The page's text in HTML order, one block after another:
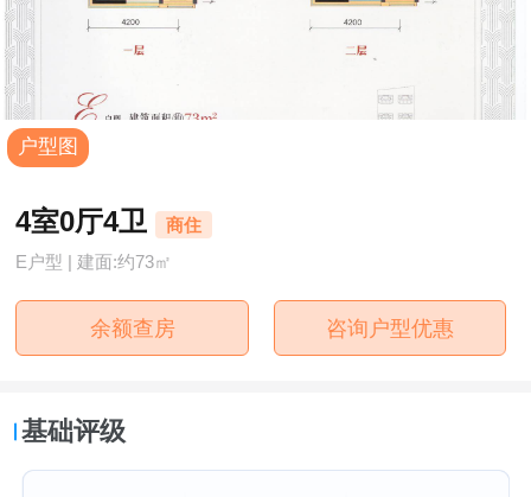
户型图
4室0厅4卫 商住
E户型 | 建面:约73㎡
余额查房 咨询户型优惠
基础评级